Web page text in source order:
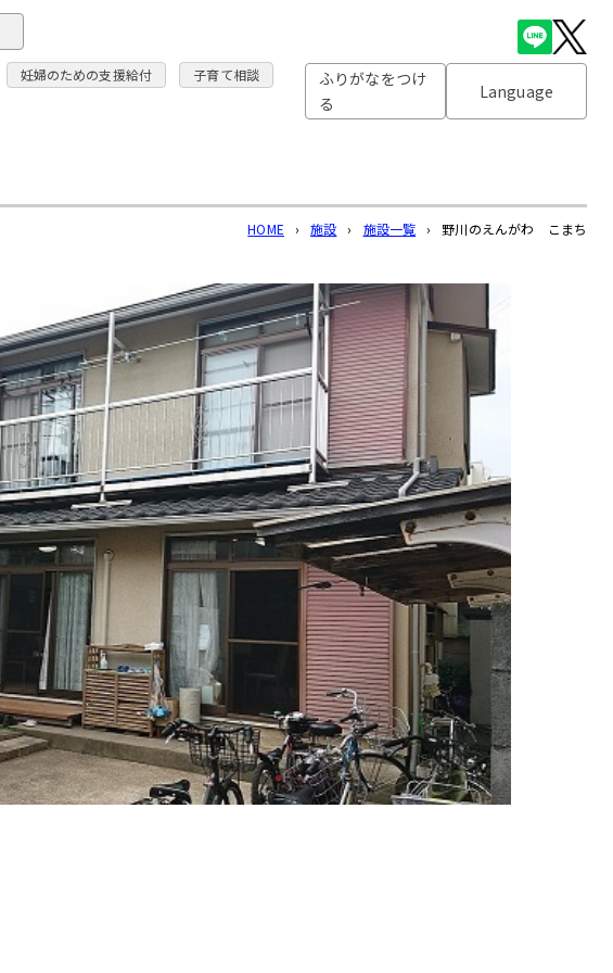
妊婦のための支援給付
子育て相談
ふりがなをつけ
る
Language
HOME › 施設 › 施設一覧 › 野川のえんがわ こまち